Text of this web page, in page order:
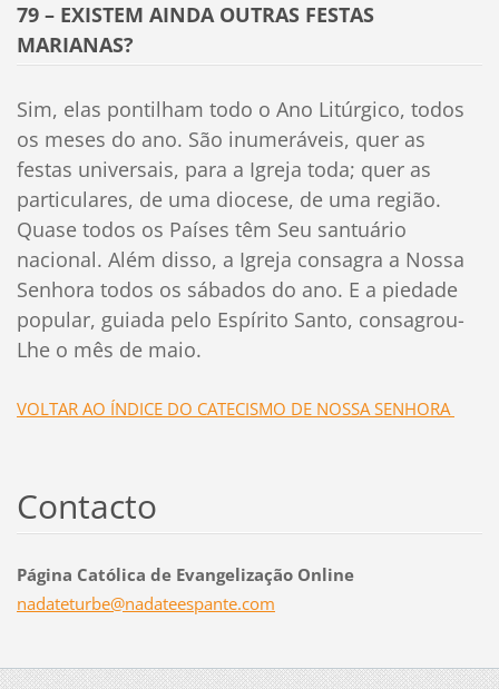
79 – EXISTEM AINDA OUTRAS FESTAS
MARIANAS?
Sim, elas pontilham todo o Ano Litúrgico, todos
os meses do ano. São inumeráveis, quer as
festas universais, para a Igreja toda; quer as
particulares, de uma diocese, de uma região.
Quase todos os Países têm Seu santuário
nacional. Além disso, a Igreja consagra a Nossa
Senhora todos os sábados do ano. E a piedade
popular, guiada pelo Espírito Santo, consagrou-
Lhe o mês de maio.
VOLTAR AO ÍNDICE DO CATECISMO DE NOSSA SENHORA
Contacto
Página Católica de Evangelização Online
nadateturbe@nadateespante.com